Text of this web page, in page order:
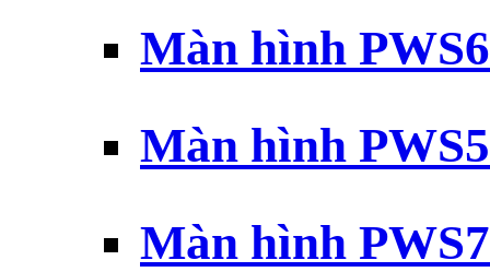
Màn hình
Màn hình
Màn hình